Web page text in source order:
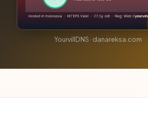
YourvillDNS · danareksa.com